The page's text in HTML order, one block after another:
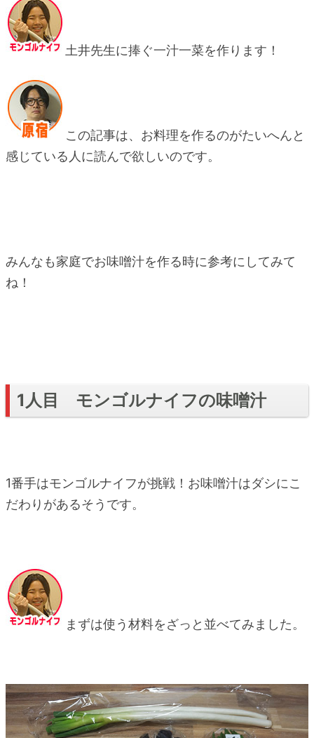
土井先生に捧ぐ一汁一菜を作ります！
この記事は、お料理を作るのがたいへんと
感じている人に読んで欲しいのです。
みんなも家庭でお味噌汁を作る時に参考にしてみて
ね！
1人目 モンゴルナイフの味噌汁
1番手はモンゴルナイフが挑戦！お味噌汁はダシにこ
だわりがあるそうです。
まずは使う材料をざっと並べてみました。